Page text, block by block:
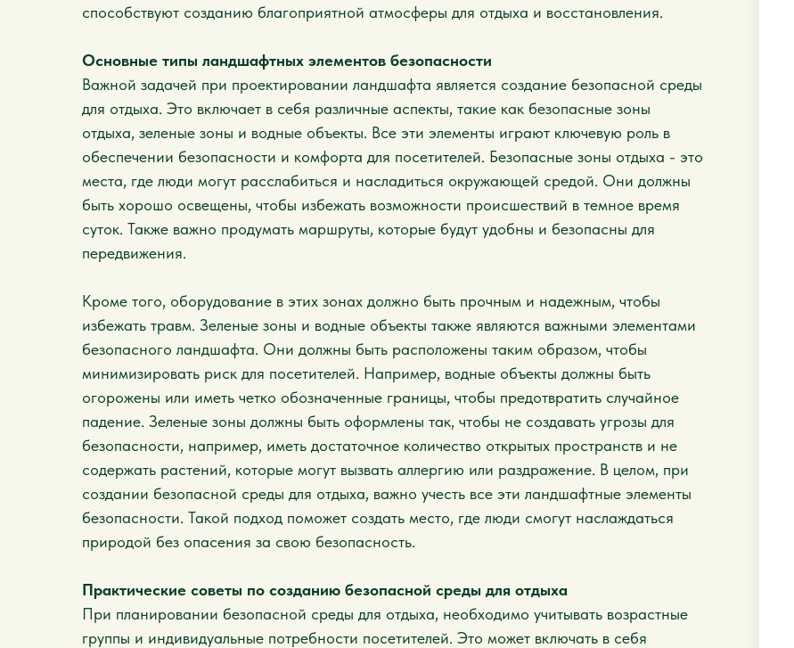
способствуют созданию благоприятной атмосферы для отдыха и восстановления.
Основные типы ландшафтных элементов безопасности
Важной задачей при проектировании ландшафта является создание безопасной среды
для отдыха. Это включает в себя различные аспекты, такие как безопасные зоны
отдыха, зеленые зоны и водные объекты. Все эти элементы играют ключевую роль в
обеспечении безопасности и комфорта для посетителей. Безопасные зоны отдыха - это
места, где люди могут расслабиться и насладиться окружающей средой. Они должны
быть хорошо освещены, чтобы избежать возможности происшествий в темное время
суток. Также важно продумать маршруты, которые будут удобны и безопасны для
передвижения.
Кроме того, оборудование в этих зонах должно быть прочным и надежным, чтобы
избежать травм. Зеленые зоны и водные объекты также являются важными элементами
безопасного ландшафта. Они должны быть расположены таким образом, чтобы
минимизировать риск для посетителей. Например, водные объекты должны быть
огорожены или иметь четко обозначенные границы, чтобы предотвратить случайное
падение. Зеленые зоны должны быть оформлены так, чтобы не создавать угрозы для
безопасности, например, иметь достаточное количество открытых пространств и не
содержать растений, которые могут вызвать аллергию или раздражение. В целом, при
создании безопасной среды для отдыха, важно учесть все эти ландшафтные элементы
безопасности. Такой подход поможет создать место, где люди смогут наслаждаться
природой без опасения за свою безопасность.
Практические советы по созданию безопасной среды для отдыха
При планировании безопасной среды для отдыха, необходимо учитывать возрастные
группы и индивидуальные потребности посетителей. Это может включать в себя